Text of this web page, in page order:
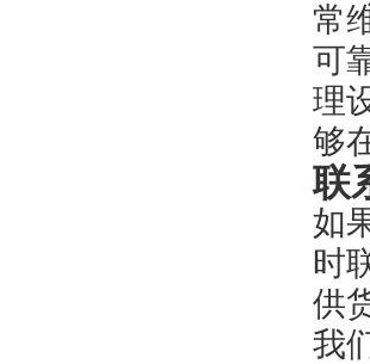
常
可
理
够
联
如
时
供
我